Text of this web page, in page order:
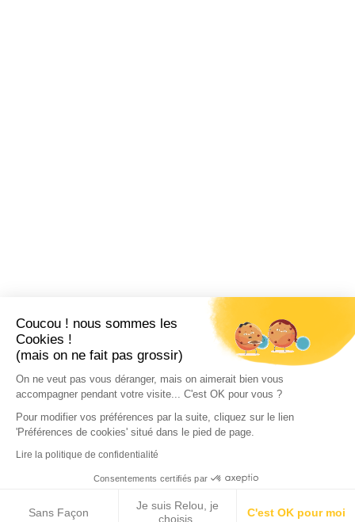
Coucou ! nous sommes les
Cookies !
(mais on ne fait pas grossir)
On ne veut pas vous déranger, mais on aimerait bien vous
accompagner pendant votre visite... C'est OK pour vous ?
Pour modifier vos préférences par la suite, cliquez sur le lien
'Préférences de cookies' situé dans le pied de page.
Lire la politique de confidentialité
Consentements certifiés par
Sans Façon
Je suis Relou, je
choisis.
C'est OK pour moi